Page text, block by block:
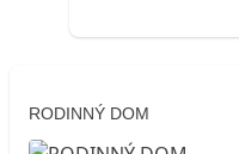
RODINNÝ DOM